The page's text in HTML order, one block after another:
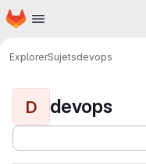
Passer au contenu principal
Page d'accueil
ExplorerSujetsdevops
D devops